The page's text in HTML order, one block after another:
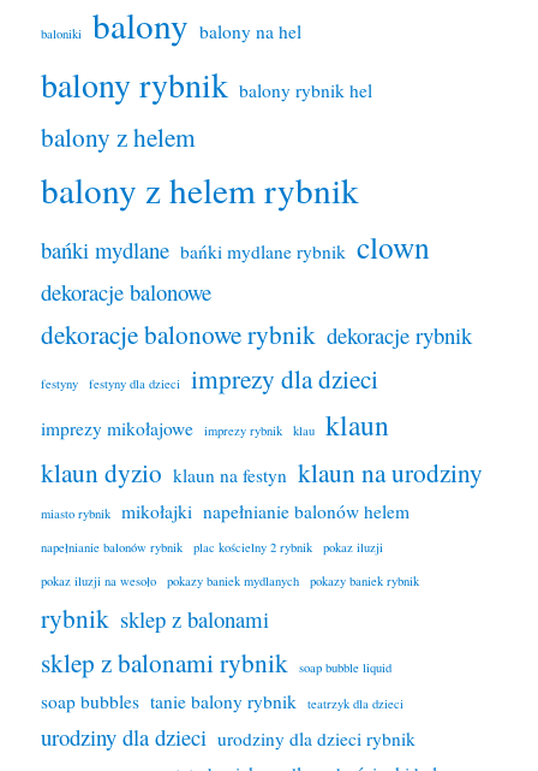
baloniki balony balony na hel
balony rybnik balony rybnik hel
balony z helem
balony z helem rybnik
bańki mydlane bańki mydlane rybnik clown
dekoracje balonowe
dekoracje balonowe rybnik dekoracje rybnik
festyny festyny dla dzieci imprezy dla dzieci
imprezy mikołajowe imprezy rybnik klau klaun
klaun dyzio klaun na festyn klaun na urodziny
miasto rybnik mikołajki napełnianie balonów helem
napełnianie balonów rybnik plac kościelny 2 rybnik
pokaz iluzji
pokaz iluzji na wesoło
pokazy baniek mydlanych pokazy baniek rybnik
rybnik sklep z balonami
sklep z balonami rybnik soap bubble liquid
soap bubbles tanie balony rybnik teatrzyk dla dzieci
urodziny dla dzieci urodziny dla dzieci rybnik